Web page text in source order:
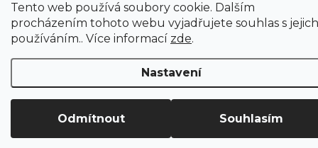
Tento web používá soubory cookie. Dalším
procházením tohoto webu vyjadřujete souhlas s jejich
používáním.. Více informací zde.
Nastavení
Odmítnout Souhlasím